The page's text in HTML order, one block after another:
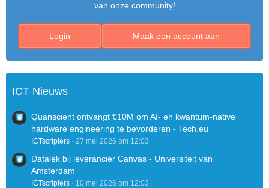
van onze community!
Maak een account aan
Login
ICT Nieuws
Quanscient ontvangt €10M om AI- en kwantum-native
hardware engineering te bevorderen - Tech.eu
ICTscripters 27 mei 2026 om 12:03
Datalek bij leverancier Canvas - Universiteit van
Amsterdam
ICTscripters 10 mei 2026 om 12:03